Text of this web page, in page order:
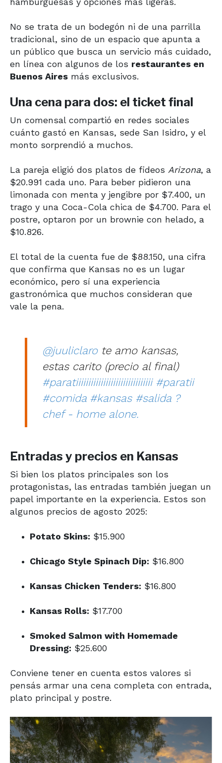
No se trata de un bodegón ni de una parrilla
tradicional, sino de un espacio que apunta a
un público que busca un servicio más cuidado,
en línea con algunos de los restaurantes en
Buenos Aires más exclusivos.
Una cena para dos: el ticket final
Un comensal compartió en redes sociales
cuánto gastó en Kansas, sede San Isidro, y el
monto sorprendió a muchos.
La pareja eligió dos platos de fideos Arizona, a
$20.991 cada uno. Para beber pidieron una
limonada con menta y jengibre por $7.400, un
trago y una Coca-Cola chica de $4.700. Para el
postre, optaron por un brownie con helado, a
$10.826.
El total de la cuenta fue de $88.150, una cifra
que confirma que Kansas no es un lugar
económico, pero sí una experiencia
gastronómica que muchos consideran que
vale la pena.
@juuliclarote amo kansas,
estas carito (precio al final)
#paratiiiiiiiiiiiiiiiiiiiiiiiiiiiiiii #paratii
#comida #kansas #salida ?
chef - home alone.
Entradas y precios en Kansas
Si bien los platos principales son los
protagonistas, las entradas también juegan un
papel importante en la experiencia. Estos son
algunos precios de agosto 2025:
Potato Skins: $15.900
Chicago Style Spinach Dip: $16.800
Kansas Chicken Tenders: $16.800
Kansas Rolls: $17.700
Smoked Salmon with Homemade
Dressing: $25.600
Conviene tener en cuenta estos valores si
pensás armar una cena completa con entrada,
plato principal y postre.